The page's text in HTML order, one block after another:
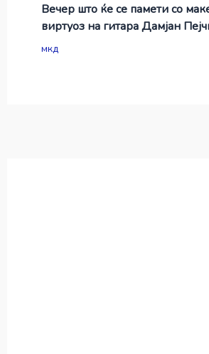
Вечер што ќе се памети со
виртуоз на гитара Дамјан
мкд